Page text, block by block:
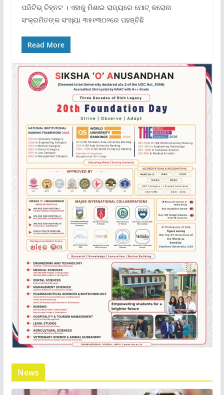
ପଜିଟିଭ୍ ଚିହ୍ନଟ । ଏହାକୁ ମିଶାଇ ରାଜ୍ୟରେ ମୋଟ୍ କରୋନା
ସଂକ୍ରମିତଙ୍କ ସଂଖ୍ୟା ୩୫୧୩୦୨ରେ ପହଞ୍ଚିଛି
Read More
News